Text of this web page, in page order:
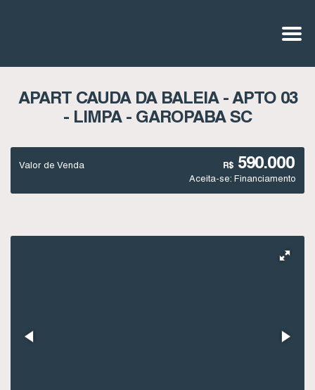
APART CAUDA DA BALEIA - APTO 03
- LIMPA - GAROPABA SC
R$ 590.000
Valor de Venda
Aceita-se: Financiamento